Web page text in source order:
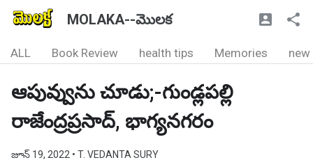
MOLAKA--మొలక
ALL Book Review health tips Memories new
ఆపువ్వును చూడు;-గుండ్లపల్లి
రాజేంద్రప్రసాద్, భాగ్యనగరం
జూన్ 19, 2022 • T. VEDANTA SURY